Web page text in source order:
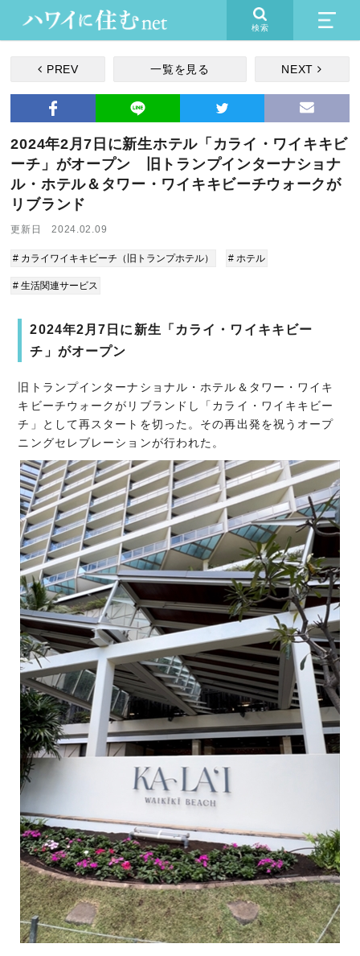
検索
PREV 一覧を見る NEXT
2024年2月7日に新生ホテル「カライ・ワイキキビ
ーチ」がオープン 旧トランプインターナショナ
ル・ホテル＆タワー・ワイキキビーチウォークが
リブランド
更新日 2024.02.09
# カライワイキキビーチ（旧トランプホテル） # ホテル
# 生活関連サービス
2024年2月7日に新生「カライ・ワイキキビー
チ」がオープン
旧トランプインターナショナル・ホテル＆タワー・ワイキ
キビーチウォークがリブランドし「カライ・ワイキキビー
チ」として再スタートを切った。その再出発を祝うオープ
ニングセレブレーションが行われた。